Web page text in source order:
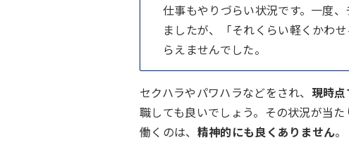
仕事もやりづらい状況です。一度
ましたが、「それくらい軽くかわ
らえませんでした。
セクハラやパワハラなどをされ、 現時
職しても良いでしょう。その状況が当
働くのは、 精神的にも良くありません。